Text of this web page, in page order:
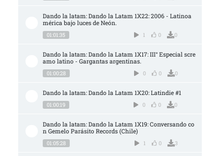
Dando la latam: Dando la Latam 1X22: 2006 - Latinoa
mérica bajo luces de Neón.
01:01:35 1 0 0
Dando la latam: Dando la Latam 1X17: III° Especial scre
amo latino - Gargantas argentinas.
01:00:28 0 0 0
Dando la latam: Dando la Latam 1X20: Latindie #1
01:00:19 0 0 0
Dando la latam: Dando la Latam 1X19: Conversando co
n Gemelo Parásito Records (Chile)
01:05:28 1 0 3